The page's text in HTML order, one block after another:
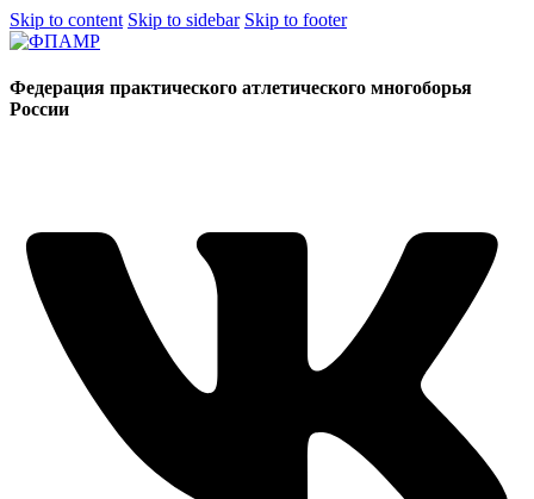
Skip to content Skip to sidebar Skip to footer
Федерация практического атлетического многоборья
России